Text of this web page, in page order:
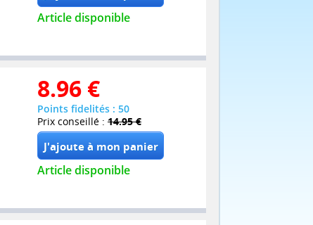
Article disponible
8.96 €
Points fidelités : 50
Prix conseillé : 14.95 €
Article disponible